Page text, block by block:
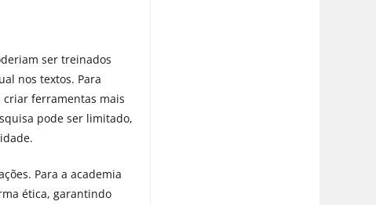
ser treinados
nos textos. Para
criar ferramentas mais
pode ser limitado,
Para a academia
ética, garantindo